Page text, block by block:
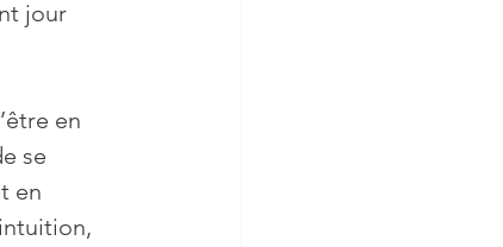
se
en